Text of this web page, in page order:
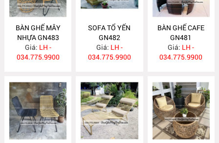
BÀN GHẾ MÂY
NHỰA GN483
Giá: LH -
034.775.9900
SOFA TỔ YẾN
GN482
Giá: LH -
034.775.9900
BÀN GHẾ CAFE
GN481
Giá: LH -
034.775.9900